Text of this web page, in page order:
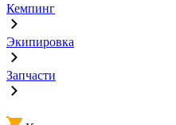
Кемпинг
Экипировка
Запчасти